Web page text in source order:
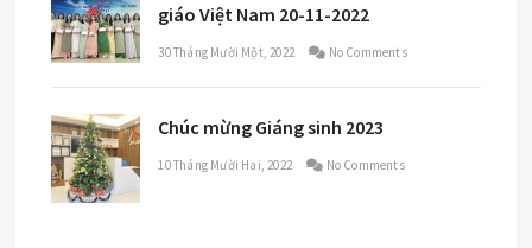
giáo Việt Nam 20-11-2022
30 Tháng Mười Một, 2022 No Comments
Chúc mừng Giáng sinh 2023
10 Tháng Mười Hai, 2022 No Comments